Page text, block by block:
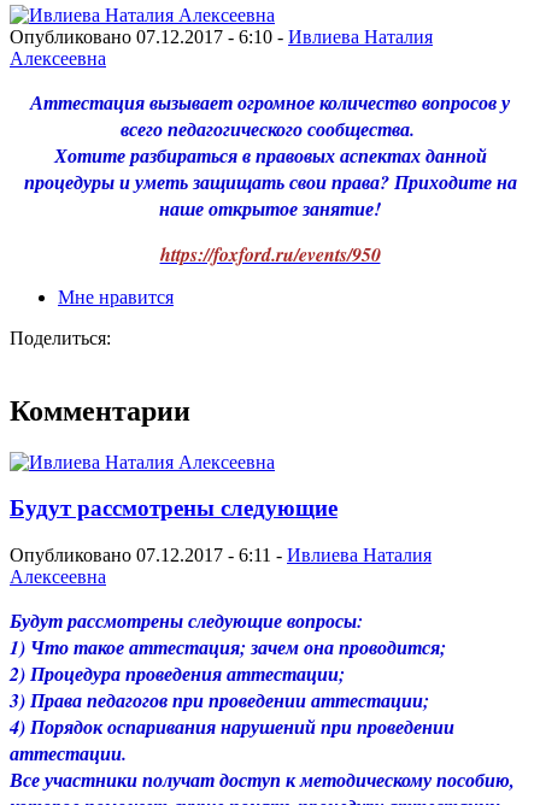
Опубликовано 07.12.2017 - 6:10 - Ивлиева Наталия
Алексеевна
Аттестация вызывает огромное количество вопросов у
всего педагогического сообщества.
Хотите разбираться в правовых аспектах данной
процедуры и уметь защищать свои права? Приходите на
наше открытое занятие!
https://foxford.ru/events/950
Мне нравится
Поделиться:
Комментарии
Будут рассмотрены следующие
Опубликовано 07.12.2017 - 6:11 - Ивлиева Наталия
Алексеевна
Будут рассмотрены следующие вопросы:
1) Что такое аттестация; зачем она проводится;
2) Процедура проведения аттестации;
3) Права педагогов при проведении аттестации;
4) Порядок оспаривания нарушений при проведении
аттестации.
Все участники получат доступ к методическому пособию,